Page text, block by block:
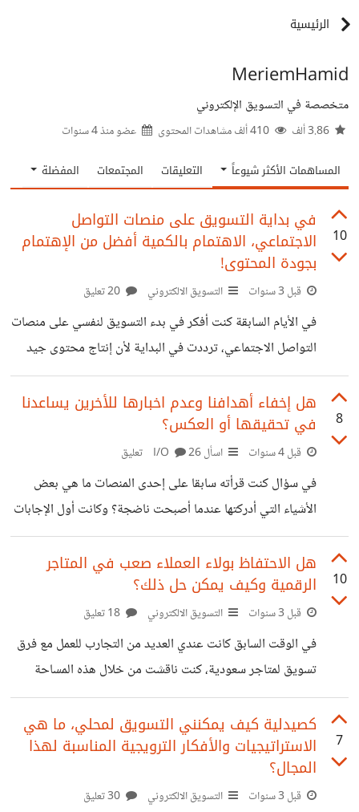
الرئيسية
MeriemHamid
متخصصة في التسويق الإلكتروني
عضو منذ4 سنوات
المساهمات الأكثر شيوعاً التعليقات المجتمعات المفضلة
10
في بداية التسويق على منصات التواصل
الاجتماعي، الاهتمام بالكمية أفضل من الإهتمام
بجودة المحتوى!
قبل 3 سنوات التسويق الالكتروني
في الأيام السابقة كنت أفكر في بدء التسويق لنفسي على منصات
التواصل الاجتماعي، ترددت في البداية لأن إنتاج محتوى جيد
يحتاج وقت وجهد حتى يخرج بطريقة ممتازة، الوقت الذي
يأخذه الإنتاج يؤخر كثيرا عملية النشر وخاصة أني أحتاج مهارات
أخرى غير الكتابة مثل تصميم الصور وتصميم الفيديوهات، حتى
يكون المحتوى متنوع. الوقت الذي يحتاجه الإنتاج يؤخر النشر
كثيرا وفي البداية أنا أحتاج النشر بكثرة حتى تدعمني
الخواريزمية أو على الأقل النشر بانتظام حتى لا يتراجع الحساب.
8
هل إخفاء أهدافنا وعدم اخبارها للأخرين يساعدنا
في تحقيقها أو العكس؟
قبل 4 سنوات اسأل I/O26 تعليق
في سؤال كنت قرأته سابقا على إحدى المنصات ما هي بعض
الأشياء التي أدركتها عندما أصبحت ناضجة؟ وكانت أول الإجابات
لا تخبر الناس أبدا بأهدافك حتى تتمكن من تحقيقها، لكن ألا
يمكن أن نخبر المحيط بهذه الأهداف حتى يساعدنا ويفر لنا البيئة
المناسبة لتحقيقها وحتى مساندتنا عندما يصعب الأمر علينا، أو
فعلا حتى ننجح علينا أن تخبأها حتى تظهر لهم نتائجها؟
10
هل الاحتفاظ بولاء العملاء صعب في المتاجر
الرقمية وكيف يمكن حل ذلك؟
قبل 3 سنوات التسويق الالكتروني
في الوقت السابق كانت عندي العديد من التجارب للعمل مع فرق
تسويق لمتاجر سعودية، كنت ناقشت من خلال هذه المساحة
العديد من الأفكار والأمور التي لاحظتها مثل سياسة الاسترجاع
والتبديل، السلل المتروكة، الترويج من خلال الحزم وغيرها. المهم
الآن جئت لأناقش سبب زيادة المبيعات في فترة وانخفاضها في
الفترة الموالية بدون أسباب واضحة، الأمر هذا حصل في المتجر
الذي عملت فيه، حاول مدير التسويق البحث عن السبب مع فريق
7
كصيدلية كيف يمكنني التسويق لمحلي، ما هي
الاستراتيجيات والأفكار الترويجية المناسبة لهذا
المجال؟
قبل 3 سنوات التسويق الالكتروني